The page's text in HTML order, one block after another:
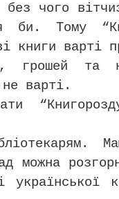
чого
би. Тому
книги варті
грошей та
варті.
можна
української